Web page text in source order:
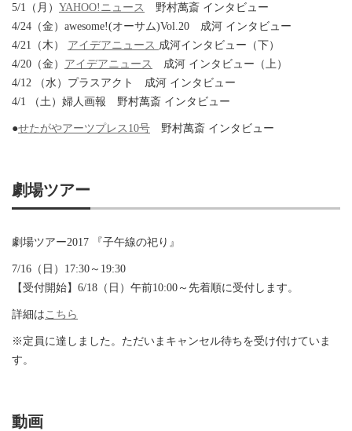
5/1（月） YAHOO!ニュース
野村萬斎 インタビュー
4/24（金）awesome!(オーサム)Vol.20 成河 インタビュー
4/21（木） アイデアニュース 成河インタビュー（下）
4/20（金） アイデアニュース
成河 インタビュー（上）
4/12 （水）プラスアクト 成河 インタビュー
4/1 （土）婦人画報 野村萬斎 インタビュー
●せたがやアーツプレス10号 野村萬斎 インタビュー
劇場ツアー
劇場ツアー2017 『子午線の祀り』
7/16（日）17:30～19:30
【受付開始】6/18（日）午前10:00～先着順に受付します。
詳細は こちら
※定員に達しました。ただいまキャンセル待ちを受け付けていま
す。
動画